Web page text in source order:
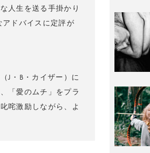
人生を送る手掛かり
ドバイスに定評が
J・B・カイザー）に
「愛のムチ」をプラ
咤激励しながら、よ